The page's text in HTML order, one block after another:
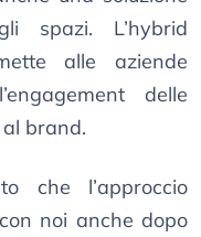
spazi. L’hybrid
alle aziende
delle
brand.
che l’approccio
noi anche dopo